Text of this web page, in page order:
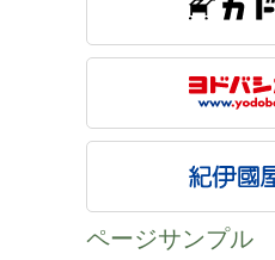
ページサンプル